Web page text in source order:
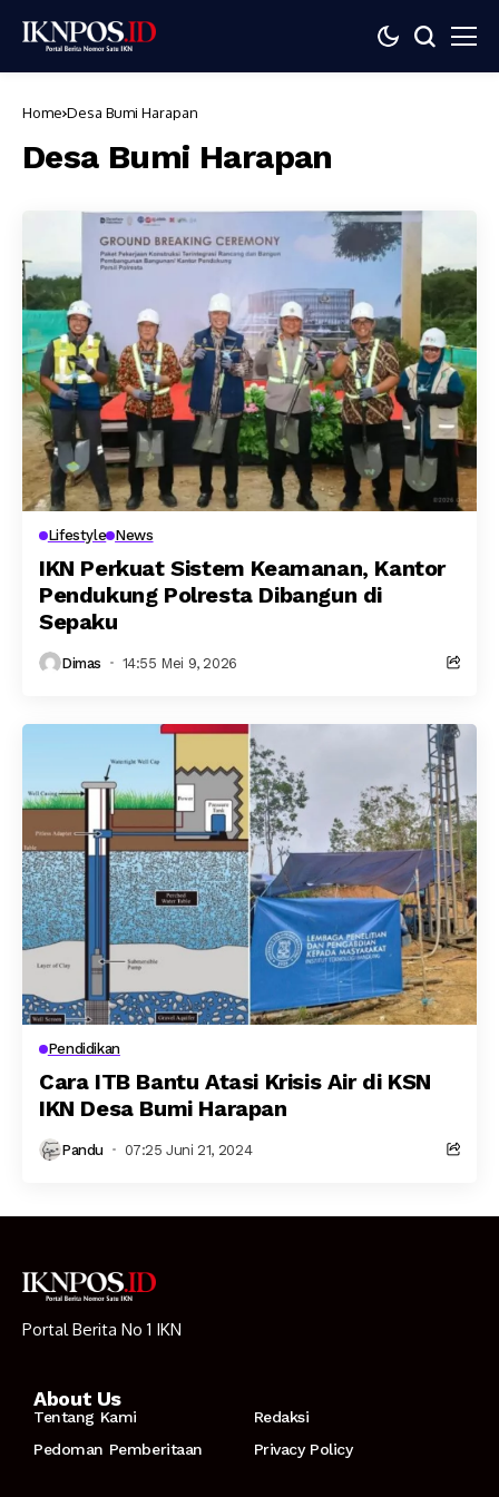
Home Desa Bumi Harapan
Desa Bumi Harapan
Lifestyle News
IKN Perkuat Sistem Keamanan, Kantor
Pendukung Polresta Dibangun di
Sepaku
Dimas 14:55 Mei 9, 2026
Pendidikan
Cara ITB Bantu Atasi Krisis Air di KSN
IKN Desa Bumi Harapan
Pandu 07:25 Juni 21, 2024
Portal Berita No 1 IKN
About Us
Tentang Kami
Redaksi
Pedoman Pemberitaan
Privacy Policy